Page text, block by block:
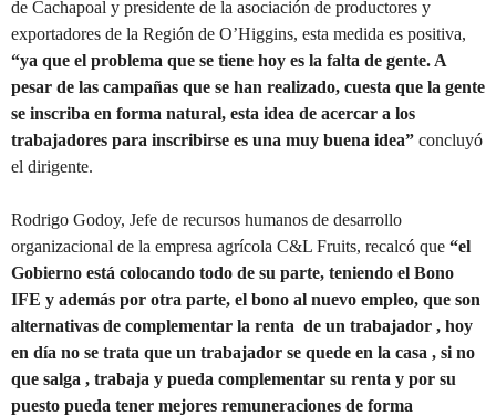
de Cachapoal y presidente de la asociación de productores y
exportadores de la Región de O’Higgins, esta medida es positiva,
“ya que el problema que se tiene hoy es la falta de gente. A
pesar de las campañas que se han realizado, cuesta que la gente
se inscriba en forma natural, esta idea de acercar a los
trabajadores para inscribirse es una muy buena idea” concluyó
el dirigente.
Rodrigo Godoy, Jefe de recursos humanos de desarrollo
organizacional de la empresa agrícola C&L Fruits, recalcó que “el
Gobierno está colocando todo de su parte, teniendo el Bono
IFE y además por otra parte, el bono al nuevo empleo, que son
alternativas de complementar la renta de un trabajador , hoy
en día no se trata que un trabajador se quede en la casa , si no
que salga , trabaja y pueda complementar su renta y por su
puesto pueda tener mejores remuneraciones de forma